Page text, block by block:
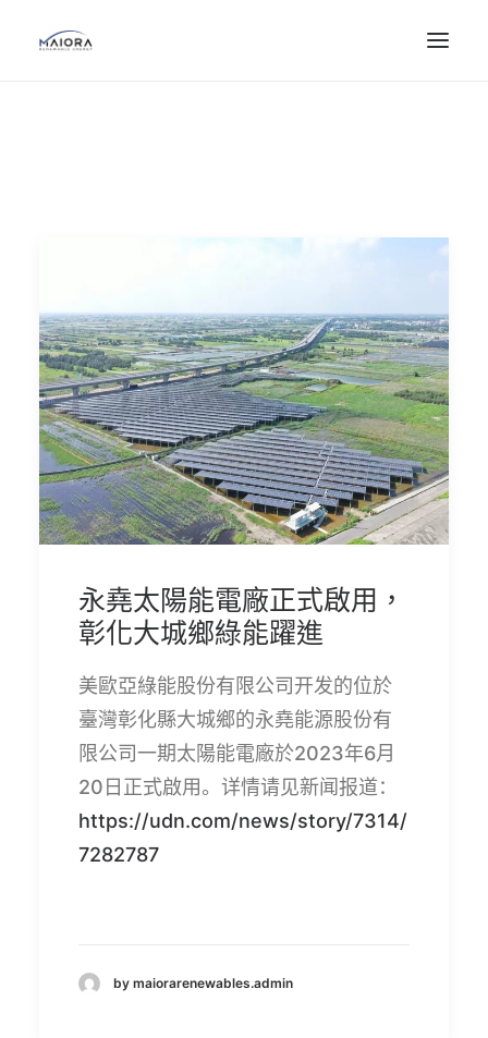
永堯太陽能電廠正式啟用，
彰化大城鄉綠能躍進
美歐亞綠能股份有限公司开发的位於
臺灣彰化縣大城鄉的永堯能源股份有
限公司一期太陽能電廠於2023年6月
20日正式啟用。详情请见新闻报道：
https://udn.com/news/story/7314/
7282787
by maiorarenewables.admin